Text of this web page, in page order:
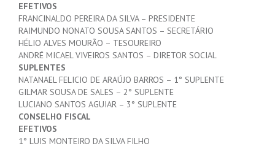
EFETIVOS
FRANCINALDO PEREIRA DA SILVA – PRESIDENTE
RAIMUNDO NONATO SOUSA SANTOS – SECRETÁRIO
HÉLIO ALVES MOURÃO – TESOUREIRO
ANDRÉ MICAEL VIVEIROS SANTOS – DIRETOR SOCIAL
SUPLENTES
NATANAEL FELICIO DE ARAÚJO BARROS – 1° SUPLENTE
GILMAR SOUSA DE SALES – 2° SUPLENTE
LUCIANO SANTOS AGUIAR – 3° SUPLENTE
CONSELHO FISCAL
EFETIVOS
1° LUIS MONTEIRO DA SILVA FILHO